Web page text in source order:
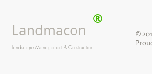
Landmacon
®
Landscape Management & Construction
©